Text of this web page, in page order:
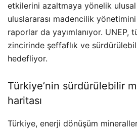
etkilerini azaltmaya yönelik ulusal
uluslararası madencilik
raporlar da yayımlanıyor. UNEP,
zincirinde şeffaflık ve
hedefliyor.
Türkiye’nin sürdürülebilir
haritası
Türkiye, enerji dönüşüm